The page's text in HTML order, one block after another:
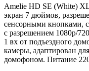
Amelie HD SE (White)
экран 7 дюймов,
сенсорными кнопками,
с разрешением 1080p/
1 вх от подъездного
камеры, адаптирован
домофоном. Питание